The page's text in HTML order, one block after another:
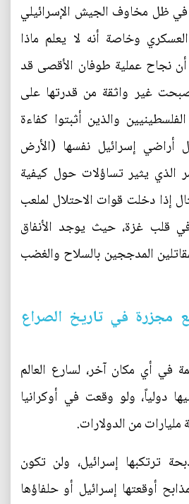
في ظل مخاوف الجيش الإسرائيلي
وخاصة أنه لا يعلم ماذا
نجاح عملية طوفان الأقصى قد
غير واثقة من قدرتها على
والذين أثبتوا كفاءة
أراضي إسرائيل نفسها (الأرض
48)، الأمر الذي يثير تساؤلات حول كيفية
إذا دخلت قوات الاحتلال لملعب
في قلب غزة، حيث يوجد الأنفاق
المدججين بالسلاح والغضب
مجزرة في تاريخ الصراع
في أي مكان آخر، لسارع العالم
دولياً، ولو وقعت في أوكرانيا
مليارات من الدولارات.
ترتكبها إسرائيل، ولن تكون
أوقعتها إسرائيل أو حلفاؤها